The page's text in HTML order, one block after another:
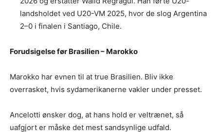
landsholdet ved U20-VM 2025, hvor de slog Argentina
2–0 i finalen i Santiago, Chile.
Forudsigelse før Brasilien – Marokko
Marokko har evnen til at true Brasilien. Bliv ikke
overrasket, hvis sydamerikanerne vakler under presset.
Ancelotti ønsker dog, at hans hold er veltrænet, så
uafgjort er måske det mest sandsynlige udfald.